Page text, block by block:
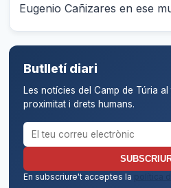
Eugenio Cañizares en ese
Butlletí diari
Les notícies del Camp de Túria
proximitat i drets humans.
Correu electrònic per al butlletí
En subscriure't acceptes la
política